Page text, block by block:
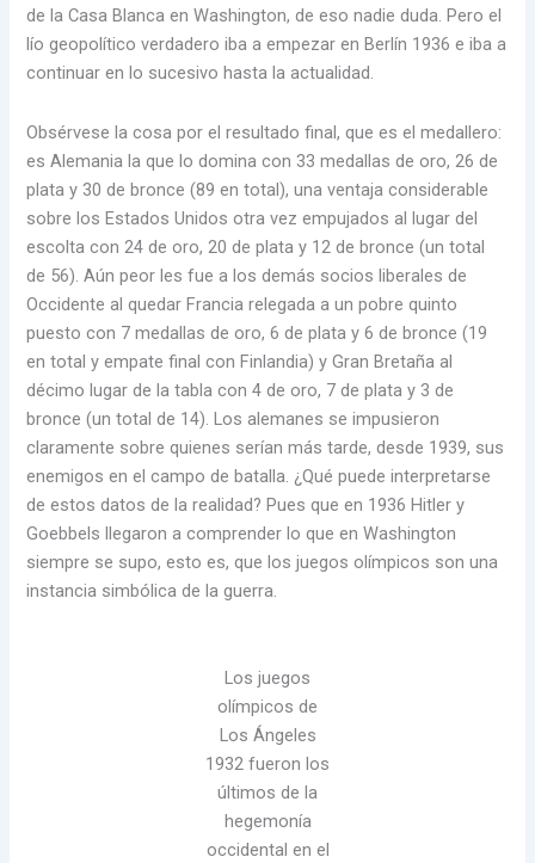
de la Casa Blanca en Washington, de eso nadie duda. Pero el
lío geopolítico verdadero iba a empezar en Berlín 1936 e iba a
continuar en lo sucesivo hasta la actualidad.
Obsérvese la cosa por el resultado final, que es el medallero:
es Alemania la que lo domina con 33 medallas de oro, 26 de
plata y 30 de bronce (89 en total), una ventaja considerable
sobre los Estados Unidos otra vez empujados al lugar del
escolta con 24 de oro, 20 de plata y 12 de bronce (un total
de 56). Aún peor les fue a los demás socios liberales de
Occidente al quedar Francia relegada a un pobre quinto
puesto con 7 medallas de oro, 6 de plata y 6 de bronce (19
en total y empate final con Finlandia) y Gran Bretaña al
décimo lugar de la tabla con 4 de oro, 7 de plata y 3 de
bronce (un total de 14). Los alemanes se impusieron
claramente sobre quienes serían más tarde, desde 1939, sus
enemigos en el campo de batalla. ¿Qué puede interpretarse
de estos datos de la realidad? Pues que en 1936 Hitler y
Goebbels llegaron a comprender lo que en Washington
siempre se supo, esto es, que los juegos olímpicos son una
instancia simbólica de la guerra.
Los juegos
olímpicos de
Los Ángeles
1932 fueron los
últimos de la
hegemonía
occidental en el